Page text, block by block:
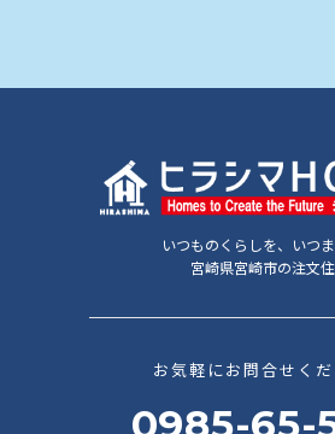
いつものくらしを、いつま
宮崎県宮崎市の注文
お気軽にお問合せくだ
0985-65-